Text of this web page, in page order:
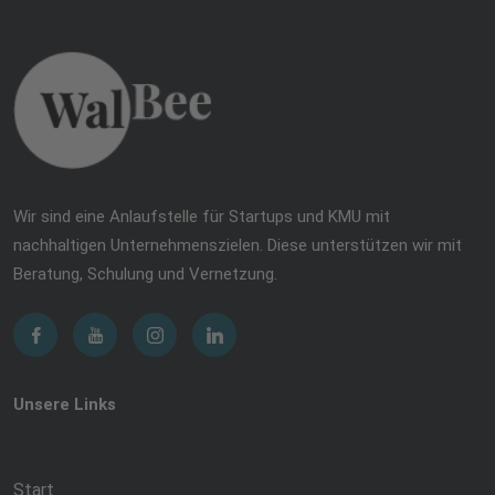
Wir sind eine Anlaufstelle für Startups und KMU mit
nachhaltigen Unternehmenszielen. Diese unterstützen wir mit
Beratung, Schulung und Vernetzung.
Unsere Links
Start